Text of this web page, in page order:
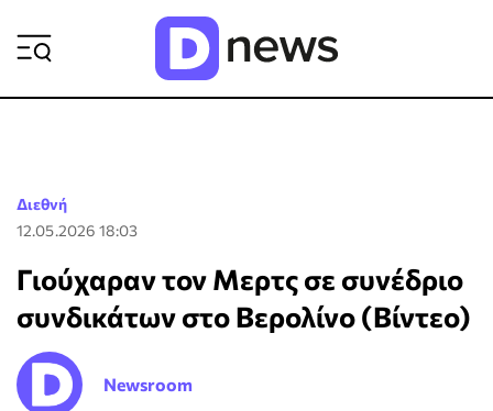
Διεθνή
12.05.2026 18:03
Γιούχαραν τον Μερτς σε συνέδριο
συνδικάτων στο Βερολίνο (Βίντεο)
Newsroom